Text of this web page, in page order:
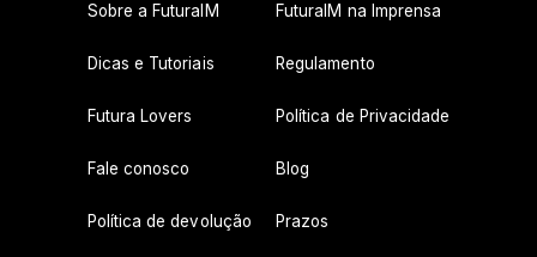
Sobre a FuturaIM FuturaIM na Imprensa
Dicas e Tutoriais Regulamento
Futura Lovers Política de Privacidade
Fale conosco Blog
Política de devolução Prazos